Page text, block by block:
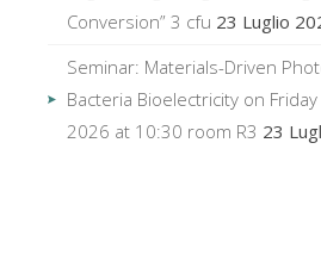
Conversion” 3 cfu 23 Luglio
Seminar: Materials-Driven
Bacteria Bioelectricity on
2026 at 10:30 room R3 23